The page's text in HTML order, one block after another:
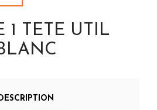
1 TETE UTIL